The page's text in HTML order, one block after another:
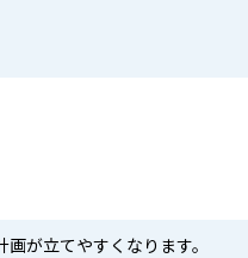
が立てやすくなります。